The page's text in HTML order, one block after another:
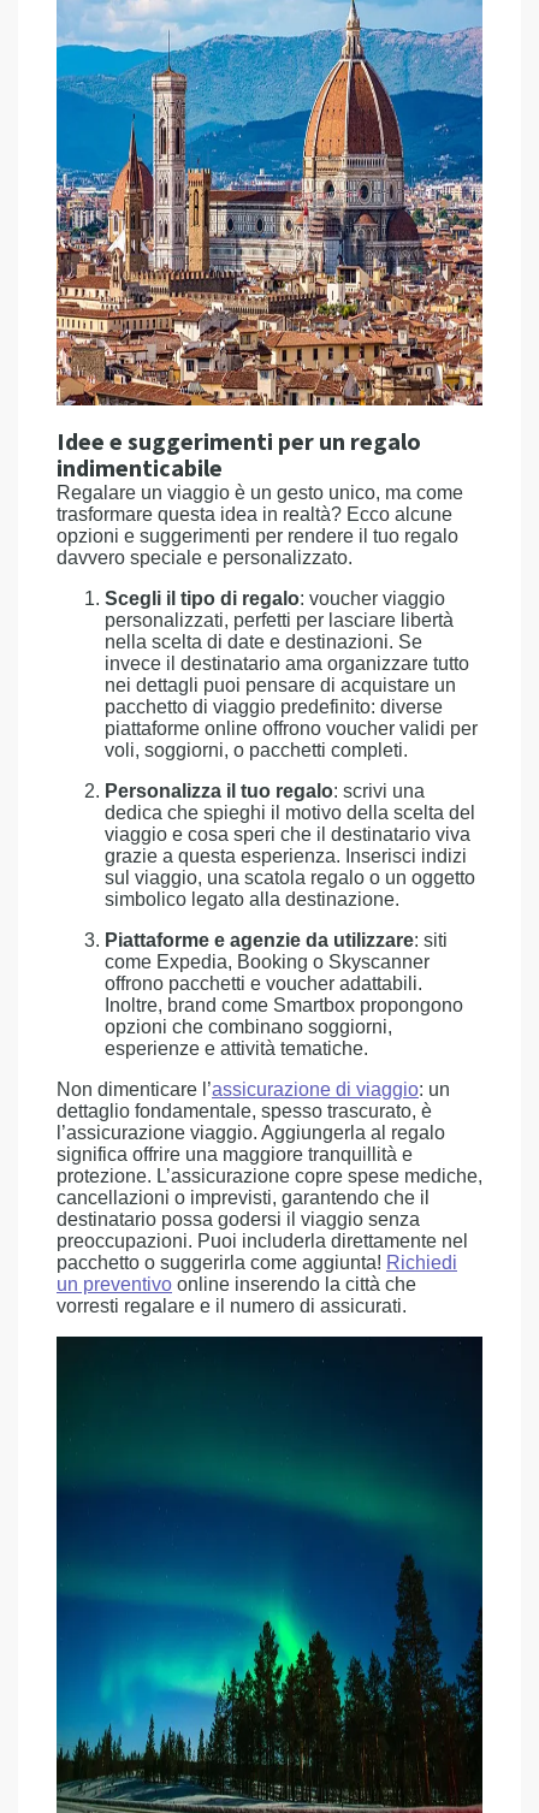
Idee e suggerimenti per un regalo
indimenticabile
Regalare un viaggio è un gesto unico, ma come
trasformare questa idea in realtà? Ecco alcune
opzioni e suggerimenti per rendere il tuo regalo
davvero speciale e personalizzato.
Scegli il tipo di regalo: voucher viaggio
personalizzati, perfetti per lasciare libertà
nella scelta di date e destinazioni. Se
invece il destinatario ama organizzare tutto
nei dettagli puoi pensare di acquistare un
pacchetto di viaggio predefinito: diverse
piattaforme online offrono voucher validi per
voli, soggiorni, o pacchetti completi.
Personalizza il tuo regalo: scrivi una
dedica che spieghi il motivo della scelta del
viaggio e cosa speri che il destinatario viva
grazie a questa esperienza. Inserisci indizi
sul viaggio, una scatola regalo o un oggetto
simbolico legato alla destinazione.
Piattaforme e agenzie da utilizzare: siti
come Expedia, Booking o Skyscanner
offrono pacchetti e voucher adattabili.
Inoltre, brand come Smartbox propongono
opzioni che combinano soggiorni,
esperienze e attività tematiche.
Non dimenticare l’assicurazione di viaggio: un
dettaglio fondamentale, spesso trascurato, è
l’assicurazione viaggio. Aggiungerla al regalo
significa offrire una maggiore tranquillità e
protezione. L’assicurazione copre spese mediche,
cancellazioni o imprevisti, garantendo che il
destinatario possa godersi il viaggio senza
preoccupazioni. Puoi includerla direttamente nel
pacchetto o suggerirla come aggiunta! Richiedi
un preventivo online inserendo la città che
vorresti regalare e il numero di assicurati.